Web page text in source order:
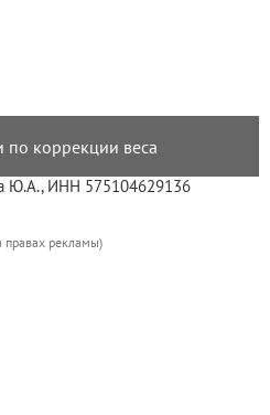
по коррекции веса
Ю.А., ИНН 575104629136
правах рекламы)